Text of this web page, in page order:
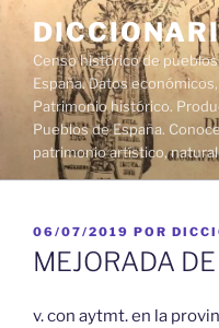
contenido
Censo histórico de
España. Datos
Patrimonio histórico.
Pueblos de España.
patrimonio artístico,
PUBLICADO
EL
06/07/2019 POR
MEJORADA
v. con aytmt. en la